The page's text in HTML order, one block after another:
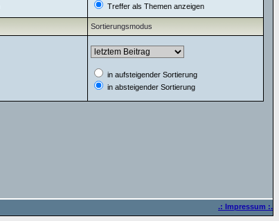
Treffer als Themen anzeigen
Sortierungsmodus
in aufsteigender Sortierung
in absteigender Sortierung
.: Impressum :.